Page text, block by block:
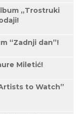
„Trostruki
“Zadnji dan”!
Miletić!
to Watch”